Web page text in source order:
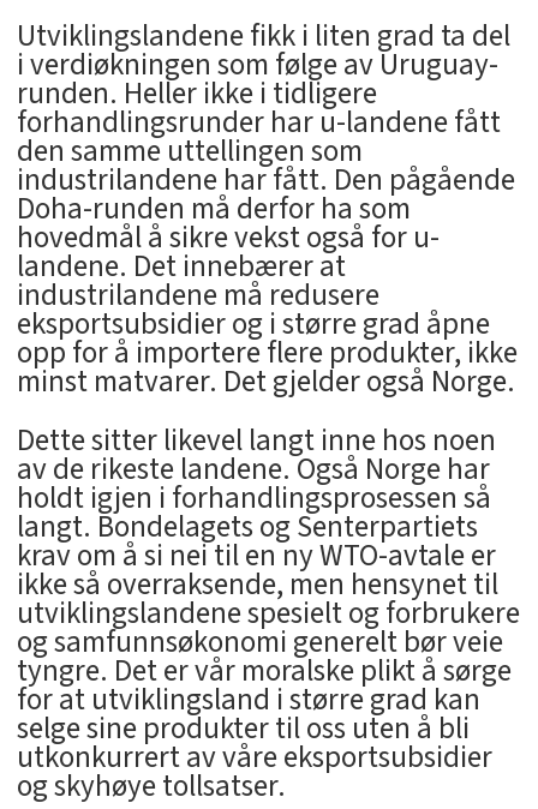
Utviklingslandene fikk i liten grad ta del
i verdiøkningen som følge av Uruguay-
runden. Heller ikke i tidligere
forhandlingsrunder har u-landene fått
den samme uttellingen som
industrilandene har fått. Den pågående
Doha-runden må derfor ha som
hovedmål å sikre vekst også for u-
landene. Det innebærer at
industrilandene må redusere
eksportsubsidier og i større grad åpne
opp for å importere flere produkter, ikke
minst matvarer. Det gjelder også Norge.
Dette sitter likevel langt inne hos noen
av de rikeste landene. Også Norge har
holdt igjen i forhandlingsprosessen så
langt. Bondelagets og Senterpartiets
krav om å si nei til en ny WTO-avtale er
ikke så overraksende, men hensynet til
utviklingslandene spesielt og forbrukere
og samfunnsøkonomi generelt bør veie
tyngre. Det er vår moralske plikt å sørge
for at utviklingsland i større grad kan
selge sine produkter til oss uten å bli
utkonkurrert av våre eksportsubsidier
og skyhøye tollsatser.